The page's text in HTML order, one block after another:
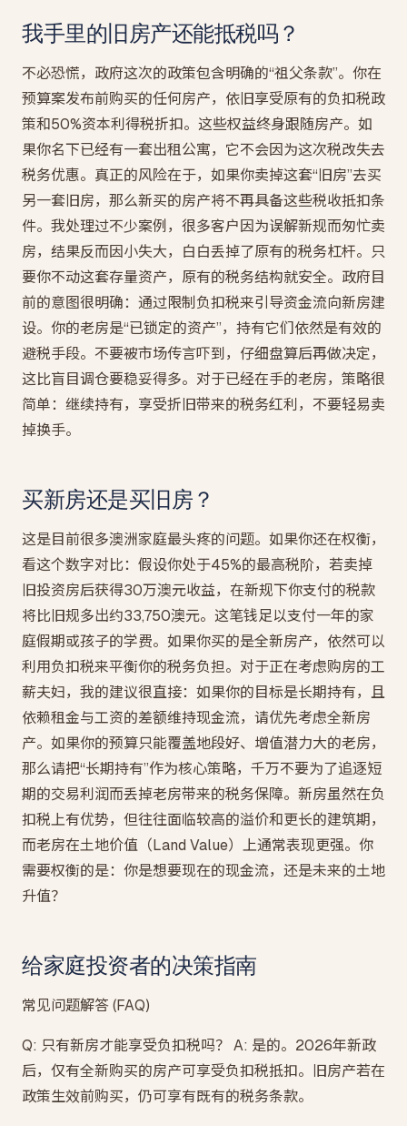
我手里的旧房产还能抵税吗？
不必恐慌，政府这次的政策包含明确的“祖父条款”。你在
预算案发布前购买的任何房产，依旧享受原有的负扣税政
策和50%资本利得税折扣。这些权益终身跟随房产。如
果你名下已经有一套出租公寓，它不会因为这次税改失去
税务优惠。真正的风险在于，如果你卖掉这套“旧房”去买
另一套旧房，那么新买的房产将不再具备这些税收抵扣条
件。我处理过不少案例，很多客户因为误解新规而匆忙卖
房，结果反而因小失大，白白丢掉了原有的税务杠杆。只
要你不动这套存量资产，原有的税务结构就安全。政府目
前的意图很明确：通过限制负扣税来引导资金流向新房建
设。你的老房是“已锁定的资产”，持有它们依然是有效的
避税手段。不要被市场传言吓到，仔细盘算后再做决定，
这比盲目调仓要稳妥得多。对于已经在手的老房，策略很
简单：继续持有，享受折旧带来的税务红利，不要轻易卖
掉换手。
买新房还是买旧房？
这是目前很多澳洲家庭最头疼的问题。如果你还在权衡，
看这个数字对比：假设你处于45%的最高税阶，若卖掉
旧投资房后获得30万澳元收益，在新规下你支付的税款
将比旧规多出约33,750澳元。这笔钱足以支付一年的家
庭假期或孩子的学费。如果你买的是全新房产，依然可以
利用负扣税来平衡你的税务负担。对于正在考虑购房的工
薪夫妇，我的建议很直接：如果你的目标是长期持有，且
依赖租金与工资的差额维持现金流，请优先考虑全新房
产。如果你的预算只能覆盖地段好、增值潜力大的老房，
那么请把“长期持有”作为核心策略，千万不要为了追逐短
期的交易利润而丢掉老房带来的税务保障。新房虽然在负
扣税上有优势，但往往面临较高的溢价和更长的建筑期，
而老房在土地价值（Land Value）上通常表现更强。你
需要权衡的是：你是想要现在的现金流，还是未来的土地
升值？
给家庭投资者的决策指南
常见问题解答 (FAQ)
Q: 只有新房才能享受负扣税吗？ A: 是的。2026年新政
后，仅有全新购买的房产可享受负扣税抵扣。旧房产若在
政策生效前购买，仍可享有既有的税务条款。